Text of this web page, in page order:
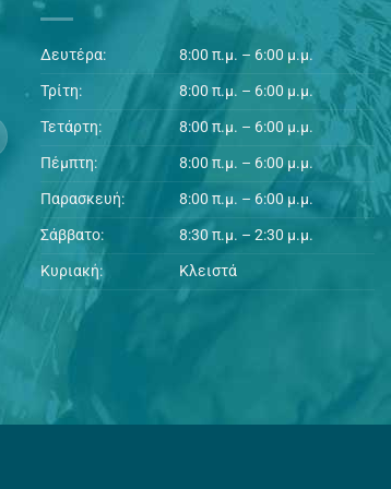
Δευτέρα:
8:00 π.μ. – 6:00 μ.μ.
Τρίτη:
8:00 π.μ. – 6:00 μ.μ.
Τετάρτη:
8:00 π.μ. – 6:00 μ.μ.
Πέμπτη:
8:00 π.μ. – 6:00 μ.μ.
Παρασκευή:
8:00 π.μ. – 6:00 μ.μ.
Σάββατο:
8:30 π.μ. – 2:30 μ.μ.
Κυριακή:
Κλειστά